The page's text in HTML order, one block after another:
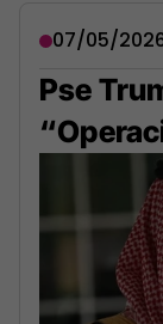
07/05/
Pse